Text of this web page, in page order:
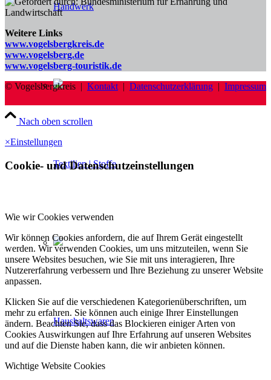
Handwerk
Textilien | Stoffe
Haushaltswaren
Weitere Links
www.vogelsbergkreis.de
www.vogelsberg.de
www.vogelsberg-touristik.de
© Vogelsbergkreis | Kontakt | Datenschutzerklärung | Impressum
Nach oben scrollen
×Einstellungen
Cookie- und Datenschutzeinstellungen
Wie wir Cookies verwenden
Wir können Cookies anfordern, die auf Ihrem Gerät eingestellt
werden. Wir verwenden Cookies, um uns mitzuteilen, wenn Sie
unsere Websites besuchen, wie Sie mit uns interagieren, Ihre
Nutzererfahrung verbessern und Ihre Beziehung zu unserer Website
anpassen.
Klicken Sie auf die verschiedenen Kategorienüberschriften, um
mehr zu erfahren. Sie können auch einige Ihrer Einstellungen
ändern. Beachten Sie, dass das Blockieren einiger Arten von
Cookies Auswirkungen auf Ihre Erfahrung auf unseren Websites
und auf die Dienste haben kann, die wir anbieten können.
Wichtige Website Cookies